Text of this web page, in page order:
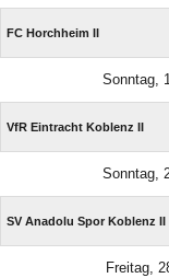
FC Horchheim II
Sonntag,
VfR Eintracht Koblenz II
Sonntag,
SV Anadolu Spor Koblenz II
Freitag,